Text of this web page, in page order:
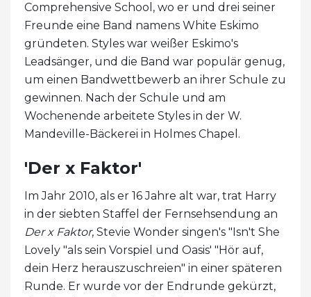
Comprehensive School, wo er und drei seiner
Freunde eine Band namens White Eskimo
gründeten. Styles war weißer Eskimo's
Leadsänger, und die Band war populär genug,
um einen Bandwettbewerb an ihrer Schule zu
gewinnen. Nach der Schule und am
Wochenende arbeitete Styles in der W.
Mandeville-Bäckerei in Holmes Chapel.
'Der x Faktor'
Im Jahr 2010, als er 16 Jahre alt war, trat Harry
in der siebten Staffel der Fernsehsendung an
Der x Faktor, Stevie Wonder singen's "Isn't She
Lovely "als sein Vorspiel und Oasis' "Hör auf,
dein Herz herauszuschreien" in einer späteren
Runde. Er wurde vor der Endrunde gekürzt,